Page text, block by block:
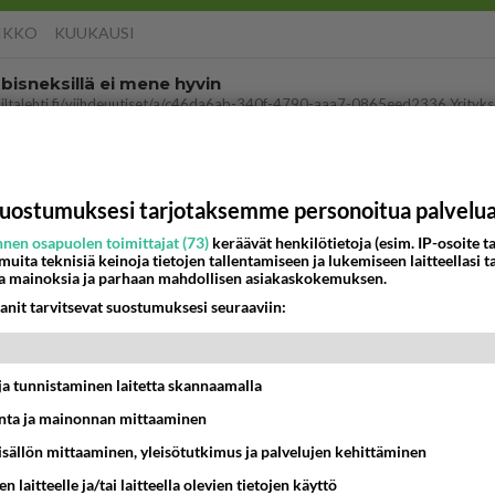
KUUKAUSI
ei mene hyvin
Kotimaiset julkkisjuorut
kaivattusi on tehnyt?
Ikävä
välit
Ikävä
voita reilusti, persut kumoavat demokratian Suomesta
Maailman menoa
tarjotaksemme personoitua
osapuolen toimittajat (73) keräävät henkilötietoja (esim. IP-osoite
teknisiä keinoja tietojen tallentamiseen ja lukemiseen laitteellasi
ja parhaan mahdollisen asiakaskokemuksen.
tarvitsevat suostumuksesi seuraaviin:
tunnistaminen laitetta skannaamalla
ja mainonnan mittaaminen
mittaaminen, yleisötutkimus ja palvelujen kehittäminen
laitteelle ja/tai laitteella olevien tietojen käyttö